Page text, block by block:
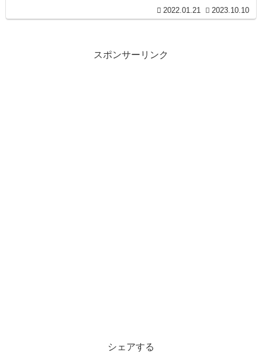
2022.01.21 2023.10.10
スポンサーリンク
シェアする